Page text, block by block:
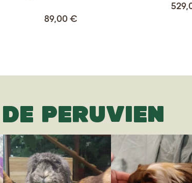
89,00 €
PERUVIEN